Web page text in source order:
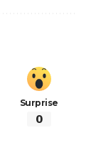
Surprise
0